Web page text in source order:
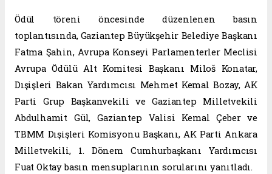
Ödül töreni öncesinde düzenlenen basın
toplantısında, Gaziantep Büyükşehir Belediye Başkanı
Fatma Şahin, Avrupa Konseyi Parlamenterler Meclisi
Avrupa Ödülü Alt Komitesi Başkanı Miloš Konatar,
Dışişleri Bakan Yardımcısı Mehmet Kemal Bozay, AK
Parti Grup Başkanvekili ve Gaziantep Milletvekili
Abdulhamit Gül, Gaziantep Valisi Kemal Çeber ve
TBMM Dışişleri Komisyonu Başkanı, AK Parti Ankara
Milletvekili, 1. Dönem Cumhurbaşkanı Yardımcısı
Fuat Oktay basın mensuplarının sorularını yanıtladı.